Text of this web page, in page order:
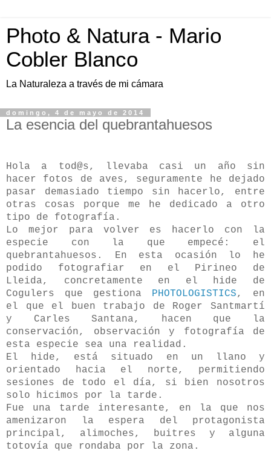
Photo & Natura - Mario
Cobler Blanco
La Naturaleza a través de mi cámara
domingo, 4 de mayo de 2014
La esencia del quebrantahuesos
Hola a tod@s, llevaba casi un año sin
hacer fotos de aves, seguramente he dejado
pasar demasiado tiempo sin hacerlo, entre
otras cosas porque me he dedicado a otro
tipo de fotografía.
Lo mejor para volver es hacerlo con la
especie con la que empecé: el
quebrantahuesos. En esta ocasión lo he
podido fotografiar en el Pirineo de
Lleida, concretamente en el hide de
Cogulers que gestiona PHOTOLOGISTICS, en
el que el buen trabajo de Roger Santmartí
y Carles Santana, hacen que la
conservación, observación y fotografía de
esta especie sea una realidad.
El hide, está situado en un llano y
orientado hacia el norte, permitiendo
sesiones de todo el día, si bien nosotros
solo hicimos por la tarde.
Fue una tarde interesante, en la que nos
amenizaron la espera del protagonista
principal, alimoches, buitres y alguna
totovía que rondaba por la zona.